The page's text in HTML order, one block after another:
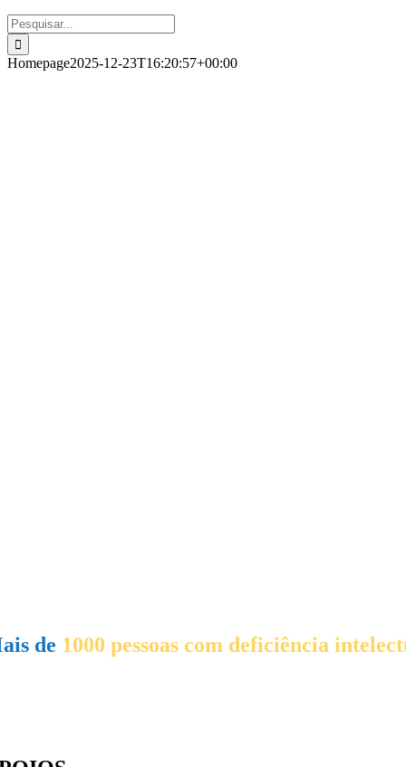
Pesquisar
Homepage2025-12-23T16:20:57+00:00
de 1000 pessoas com deficiência